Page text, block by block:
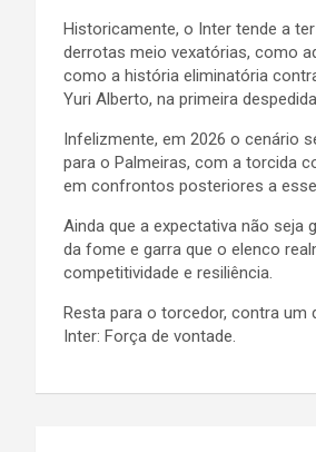
Historicamente, o Inter tende a
derrotas meio vexatórias, como
como a história eliminatória
Yuri Alberto, na primeira
Infelizmente, em 2026 o cenário
para o Palmeiras, com a torcida
em confrontos posteriores a
Ainda que a expectativa não seja
da fome e garra que o elenco
competitividade e resiliência.
Resta para o torcedor, contra um
Inter: Força de vontade.